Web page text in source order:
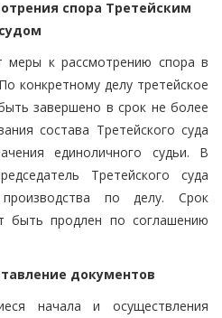
спора Третейским
судом
меры к рассмотрению спора в
конкретному делу третейское
завершено в срок не более
состава Третейского суда
единоличного судьи. В
Третейского суда
по делу. Срок
быть продлен по соглашению
документов
начала и осуществления